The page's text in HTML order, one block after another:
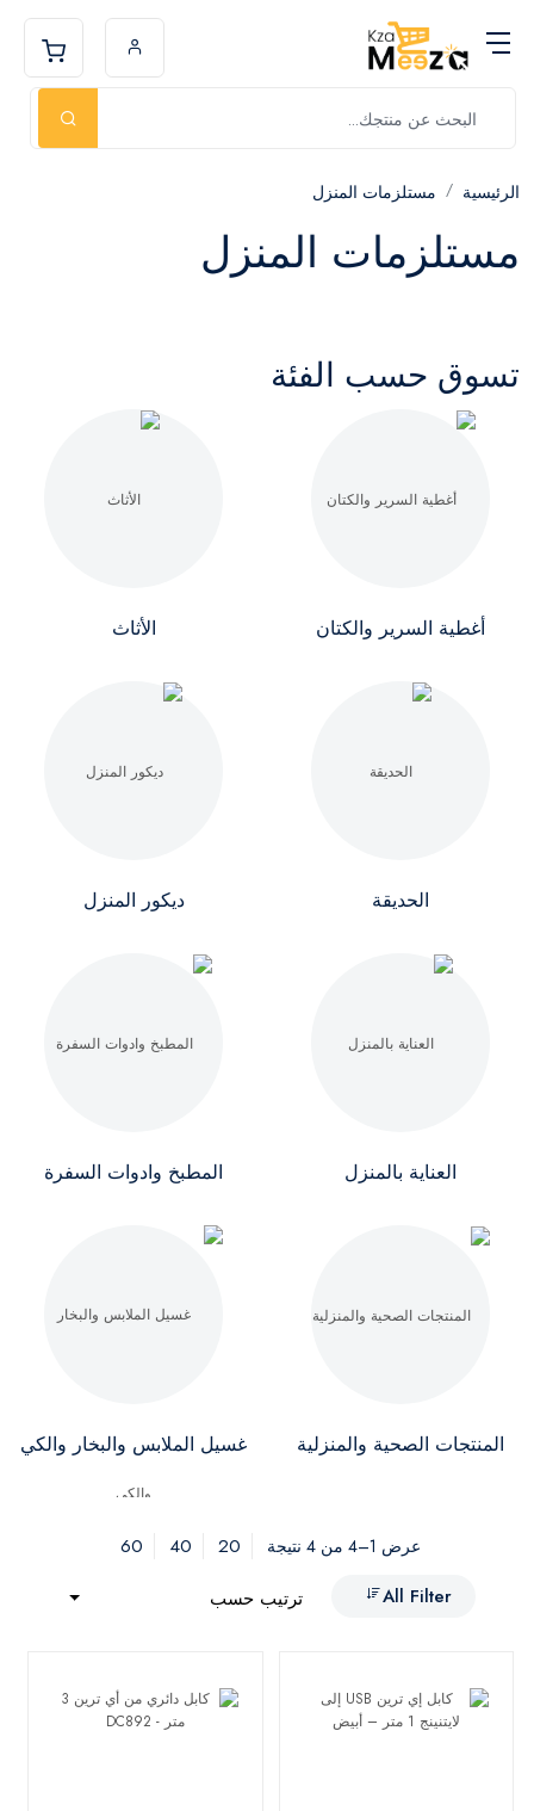
الرئيسية مستلزمات المنزل
مستلزمات المنزل
تسوق حسب الفئة
أغطية السرير والكتان الأثاث
الحديقة ديكور المنزل
العناية بالمنزل المطبخ وادوات السفرة
المنتجات الصحية والمنزلية غسيل الملابس والبخار والكي
عرض 1–4 من 4 نتيجة 20
40
60
All Filter
ترتيب حسب